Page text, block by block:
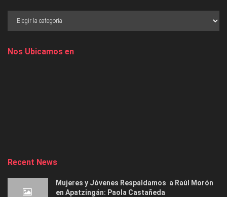
Nos Ubicamos en
Recent News
Mujeres y Jóvenes Respaldamos a Raúl Morón
en Apatzingán: Paola Castañeda